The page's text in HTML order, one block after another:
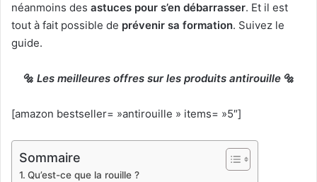
néanmoins des astuces pour s’en débarrasser. Et il est
tout à fait possible de prévenir sa formation. Suivez le
guide.
🔩 Les meilleures offres sur les produits antirouille🔩
[amazon bestseller= »antirouille » items= »5″]
Sommaire
Qu’est-ce que la rouille ?